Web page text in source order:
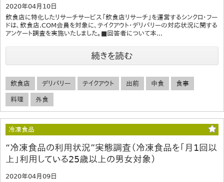
2020年04月10日
飲食店に特化したリサーチサービス「飲食店リサーチ」を運営するシンクロ・フー
ドは、飲食店.COM会員を対象に、テイクアウト・デリバリーの対応状況に関する
アンケート調査を実施いたしました。■回答者について本...
続きを読む
飲食店 デリバリー テイクアウト 出前 中食 食事
料理 外食
冷凍食品
“冷凍食品の利用状況”実態調査（冷凍食品を「月1回以
上」利用している25歳以上の男女対象）
2020年04月09日